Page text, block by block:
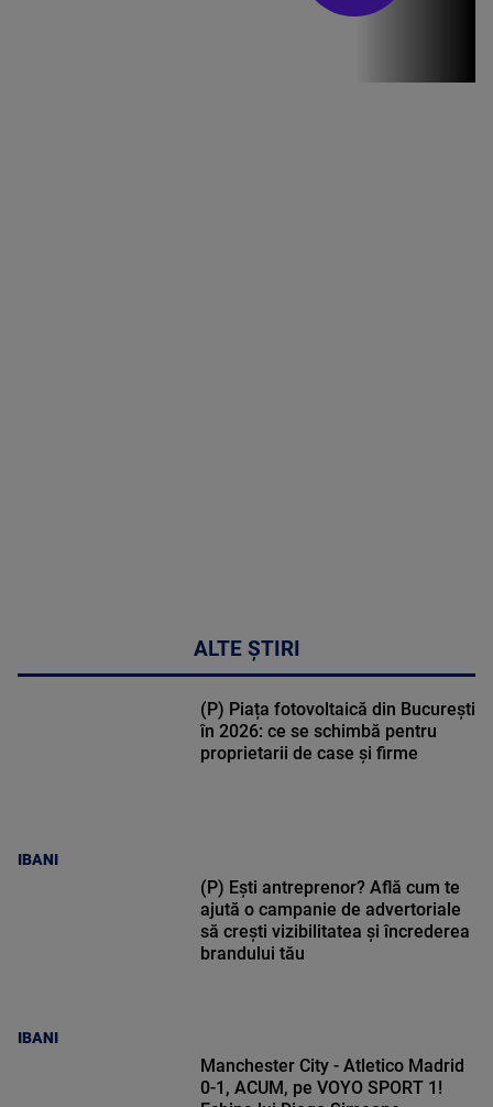
ALTE ȘTIRI
IBANI
(P) Piața fotovoltaică din București
în 2026: ce se schimbă pentru
proprietarii de case și firme
IBANI
(P) Ești antreprenor? Află cum te
ajută o campanie de advertoriale
să crești vizibilitatea și încrederea
brandului tău
Manchester City - Atletico Madrid
0-1, ACUM, pe VOYO SPORT 1!